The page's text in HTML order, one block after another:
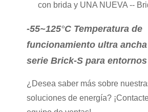
con brida y UNA NUEVA --
-55~125°C Temperatura de
funcionamiento ultra
serie Brick-S para
¿Desea saber más sobre
soluciones de energía?